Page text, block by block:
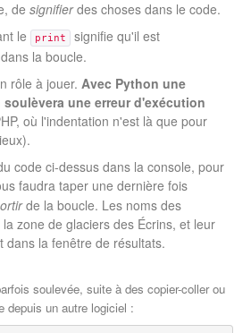
de signifierdes choses dans le code.
le
print
signifie qu'il est
la boucle.
rôle à jouer. Avec Python une
une erreur d'exécution
où l'indentation n'est là que pour
code ci-dessus dans la console, pour
faudra taper une dernière fois
de la boucle. Les noms des
zone de glaciers des Écrins, et leur
dans la fenêtre de résultats.
soulevée, suite à des copier-coller ou
depuis un autre logiciel :